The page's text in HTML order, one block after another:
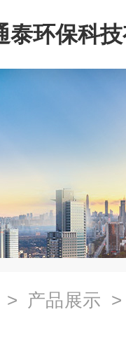
泰环保科
> 产品展示